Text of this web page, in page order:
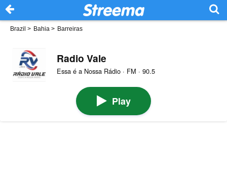
Brazil > Bahia > Barreiras
Radio Vale
Essa é a Nossa Rádio · FM · 90.5
Play